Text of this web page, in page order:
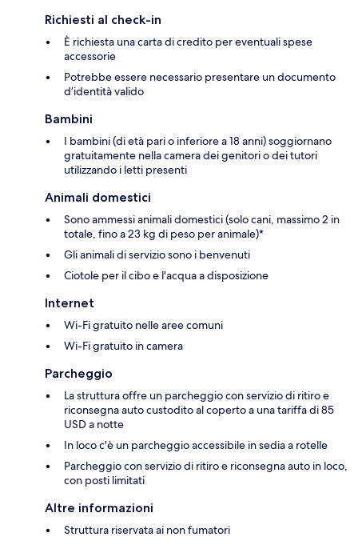
Richiesti al check-in
È richiesta una carta di credito per eventuali spese
accessorie
Potrebbe essere necessario presentare un documento
d’identità valido
Bambini
I bambini (di età pari o inferiore a 18 anni) soggiornano
gratuitamente nella camera dei genitori o dei tutori
utilizzando i letti presenti
Animali domestici
Sono ammessi animali domestici (solo cani, massimo 2 in
totale, fino a 23 kg di peso per animale)*
Gli animali di servizio sono i benvenuti
Ciotole per il cibo e l'acqua a disposizione
Internet
Wi-Fi gratuito nelle aree comuni
Wi-Fi gratuito in camera
Parcheggio
La struttura offre un parcheggio con servizio di ritiro e
riconsegna auto custodito al coperto a una tariffa di 85
USD a notte
In loco c'è un parcheggio accessibile in sedia a rotelle
Parcheggio con servizio di ritiro e riconsegna auto in loco,
con posti limitati
Altre informazioni
Struttura riservata ai non fumatori